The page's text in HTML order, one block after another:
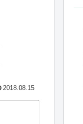
2018.08.15